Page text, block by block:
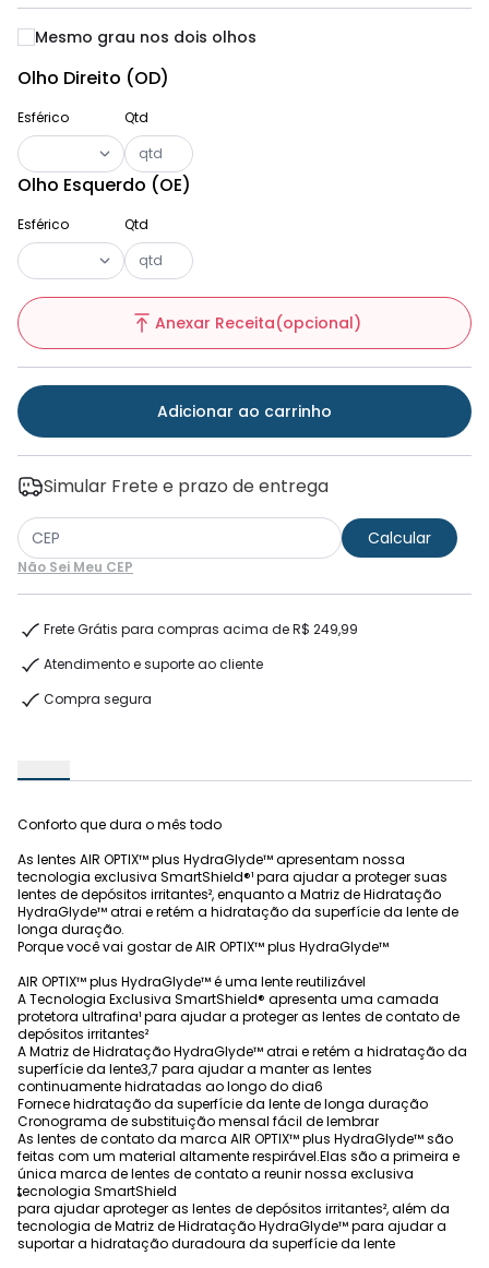
Mesmo grau nos dois olhos
Olho Direito (OD)
Esférico Qtd
Olho Esquerdo (OE)
Esférico Qtd
Anexar Receita(opcional)
Adicionar ao carrinho
Simular Frete e prazo de entrega
Não Sei Meu CEP
Frete Grátis para compras acima de R$ 249,99
Atendimento e suporte ao cliente
Compra segura
Conforto que dura o mês todo
As lentes AIR OPTIX™ plus HydraGlyde™ apresentam nossa
tecnologia exclusiva SmartShield®¹ para ajudar a proteger suas
lentes de depósitos irritantes², enquanto a Matriz de Hidratação
HydraGlyde™ atrai e retém a hidratação da superfície da lente de
longa duração.
Porque você vai gostar de AIR OPTIX™ plus HydraGlyde™
AIR OPTIX™ plus HydraGlyde™ é uma lente reutilizável
A Tecnologia Exclusiva SmartShield® apresenta uma camada
protetora ultrafina¹ para ajudar a proteger as lentes de contato de
depósitos irritantes²
A Matriz de Hidratação HydraGlyde™ atrai e retém a hidratação da
superfície da lente3,7 para ajudar a manter as lentes
continuamente hidratadas ao longo do dia6
Fornece hidratação da superfície da lente de longa duração
Cronograma de substituição mensal fácil de lembrar
As lentes de contato da marca AIR OPTIX™ plus HydraGlyde™ são
feitas com um material altamente respirável.Elas são a primeira e
única marca de lentes de contato a reunir nossa exclusiva
tecnologia SmartShield
®
para ajudar aproteger as lentes de depósitos irritantes², além da
tecnologia de Matriz de Hidratação HydraGlyde™ para ajudar a
suportar a hidratação duradoura da superfície da lente